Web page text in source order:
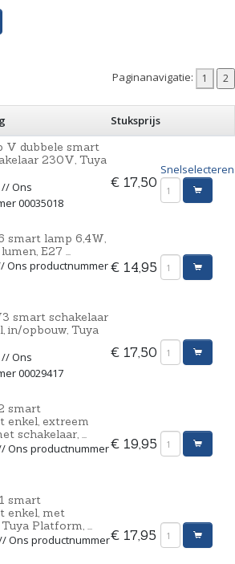
Paginanavigatie:
Stuksprijs
V dubbele smart
230V, Tuya
// Ons
00035018
€ 17,50
Snelselecteren
smart lamp 6,4W,
E27 ...
Ons productnummer€ 14,95
smart schakelaar
in/opbouw, Tuya
// Ons
00029417
€ 17,50
smart
enkel, extreem
schakelaar, ...
Ons productnummer€ 19,95
smart
enkel, met
Platform, ...
Ons productnummer€ 17,95